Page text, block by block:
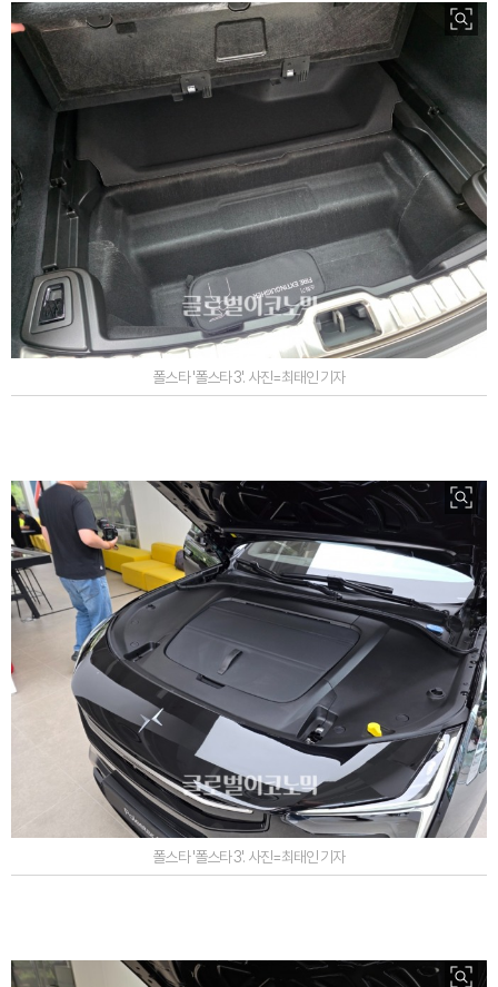
폴스타 '폴스타 3'. 사진=최태인 기자
폴스타 '폴스타 3'. 사진=최태인 기자